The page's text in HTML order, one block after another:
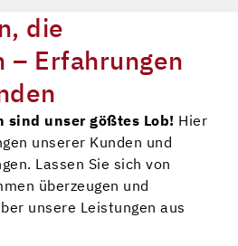
die
– Erfahrungen
sind unser gößtes Lob! Hier
unserer Kunden und
Lassen Sie sich von
überzeugen und
unsere Leistungen aus